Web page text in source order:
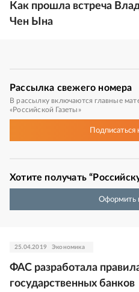
Как прошла встреча
Чен Ына
Рассылка свежего номера
В рассылку включаются главные
«Российской Газеты»
Подписаться
Хотите получать
Оформить
25.04.2019 Экономика
ФАС разработала
государственных банков